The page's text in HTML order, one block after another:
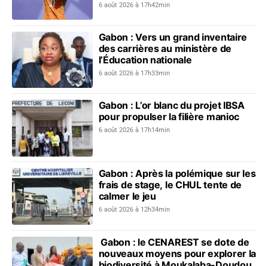
6 août 2026 à 17h42min
Gabon : Vers un grand inventaire
des carrières au ministère de
l’Éducation nationale
6 août 2026 à 17h33min
Gabon : L’or blanc du projet IBSA
pour propulser la filière manioc
6 août 2026 à 17h14min
Gabon : Après la polémique sur les
frais de stage, le CHUL tente de
calmer le jeu
6 août 2026 à 12h34min
Gabon : le CENAREST se dote de
nouveaux moyens pour explorer la